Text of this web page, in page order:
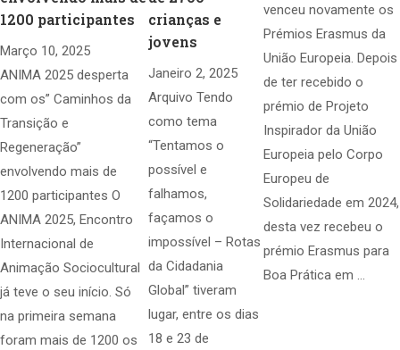
1200 participantes
Março 10, 2025
ANIMA 2025 desperta
com os” Caminhos da
Transição e
Regeneração”
envolvendo mais de
1200 participantes O
ANIMA 2025, Encontro
Internacional de
Animação Sociocultural
já teve o seu início. Só
na primeira semana
foram mais de 1200 os
crianças e
jovens
Janeiro 2, 2025
Arquivo Tendo
como tema
“Tentamos o
possível e
falhamos,
façamos o
impossível – Rotas
da Cidadania
Global” tiveram
lugar, entre os dias
18 e 23 de
venceu novamente os
Prémios Erasmus da
União Europeia. Depois
de ter recebido o
prémio de Projeto
Inspirador da União
Europeia pelo Corpo
Europeu de
Solidariedade em 2024,
desta vez recebeu o
prémio Erasmus para
Boa Prática em …